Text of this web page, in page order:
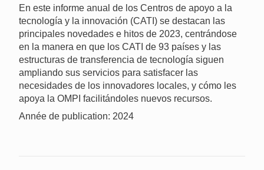
En este informe anual de los Centros de apoyo a la
tecnología y la innovación (CATI) se destacan las
principales novedades e hitos de 2023, centrándose
en la manera en que los CATI de 93 países y las
estructuras de transferencia de tecnología siguen
ampliando sus servicios para satisfacer las
necesidades de los innovadores locales, y cómo les
apoya la OMPI facilitándoles nuevos recursos.
Année de publication: 2024